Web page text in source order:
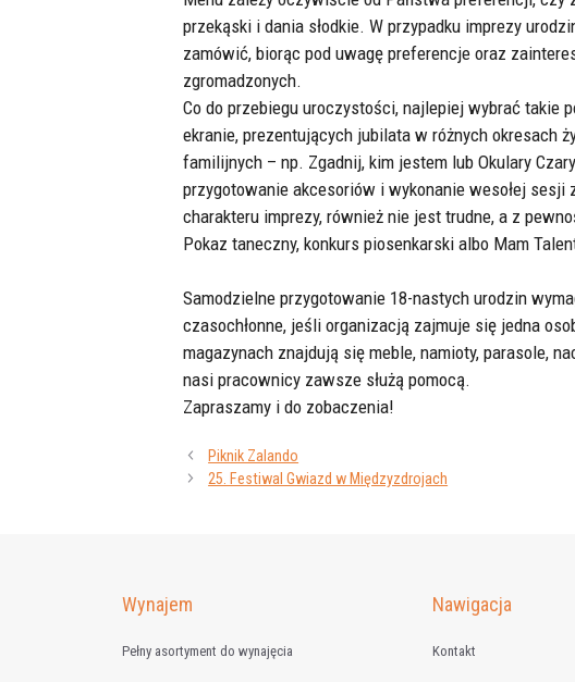
przekąski i dania słodkie. W przypadku imprezy
zamówić, biorąc pod uwagę preferencje oraz
zgromadzonych.
Co do przebiegu uroczystości, najlepiej wybrać takie
ekranie, prezentujących jubilata w różnych okresach
familijnych – np. Zgadnij, kim jestem lub Okulary
przygotowanie akcesoriów i wykonanie wesołej
charakteru imprezy, również nie jest trudne, a z
Pokaz taneczny, konkurs piosenkarski albo Mam
Samodzielne przygotowanie 18-nastych urodzin
czasochłonne, jeśli organizacją zajmuje się jedna
magazynach znajdują się meble, namioty, parasole,
nasi pracownicy zawsze służą pomocą.
Zapraszamy i do zobaczenia!
Piknik Zalando
25. Festiwal Gwiazd w Międzyzdrojach
Wynajem
Pełny asortyment do wynajęcia
Nawigacja
Kontakt